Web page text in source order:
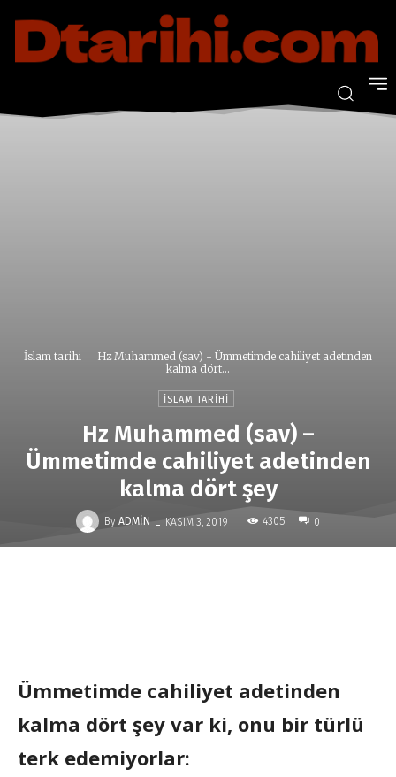
İslam tarihi
Hz Muhammed (sav) - Ümmetimde cahiliyet adetinden
kalma dört...
İSLAM TARIHI
Hz Muhammed (sav) –
Ümmetimde cahiliyet adetinden
kalma dört şey
By ADMIN - KASIM 3, 2019 4305 0
Ümmetimde cahiliyet adetinden
kalma dört şey var ki, onu bir türlü
terk edemiyorlar: